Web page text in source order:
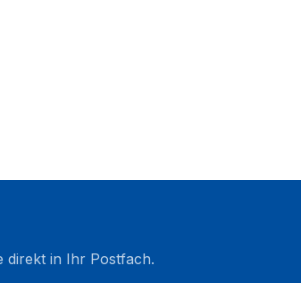
direkt in Ihr Postfach.